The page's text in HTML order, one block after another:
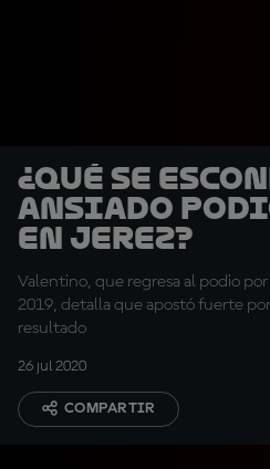
¿Qué se
ansiado
en Jerez?
Valentino, que regresa al podio
2019, detalla que apostó fuerte
resultado
26 jul 2020
COMPARTIR